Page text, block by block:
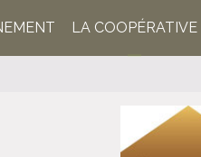
LA COOPÉRATIVE